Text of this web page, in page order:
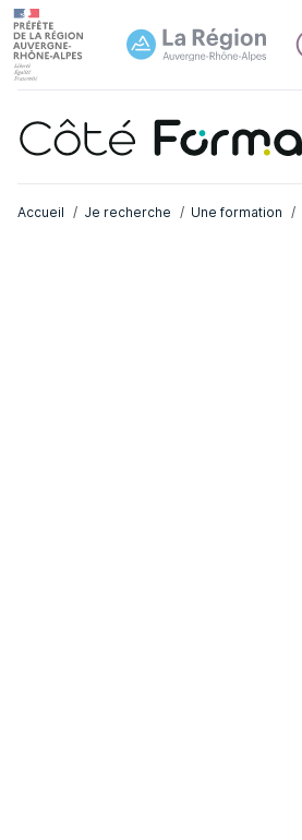
Accueil Je recherche Une formation